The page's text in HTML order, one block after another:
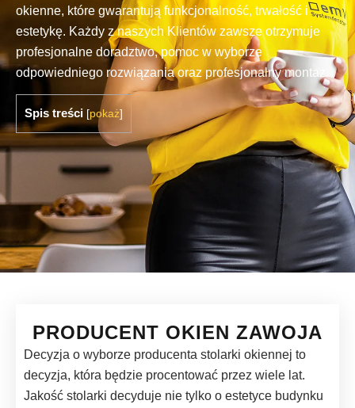
okienne, które gwarantują funkcjonalność, trwałość i
estetykę. Każdy z naszych Klientów zawsze otrzymuje
profesjonalne doradztwo, pomoc w wyborze
odpowiedniego rozwiązania oraz profesjonalny montaż.
Spis treści [pokaż]
PRODUCENT OKIEN ZAWOJA
Decyzja o wyborze producenta stolarki okiennej to
decyzja, która będzie procentować przez wiele lat.
Jakość stolarki decyduje nie tylko o estetyce budynku